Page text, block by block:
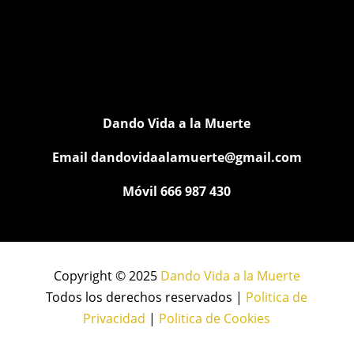
Dando Vida a la Muerte
Email dandovidaalamuerte@gmail.com
Móvil 666 987 430
Copyright © 2025 Dando Vida a la Muerte
Todos los derechos reservados | Politica de
Privacidad | Politica de Cookies